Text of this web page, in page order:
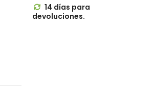
 14 días para
devoluciones.